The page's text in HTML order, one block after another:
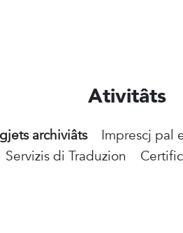
Ativitâts
archiviâts
Imprescj pal
Servizis di Traduzion